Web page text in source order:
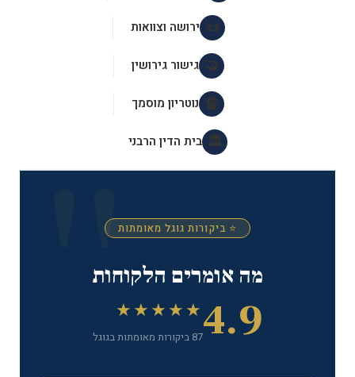
📜 ירושה וצוואות
🤝 גישור גירושין
🔏 נוטריון מוסמך
🏛️ בית הדין הרבני
⭐ ביקורות גוגל מאומתות
מה אומרים הלקוחות
4.9
★★★★★
87 ביקורות מאומתות בגוגל